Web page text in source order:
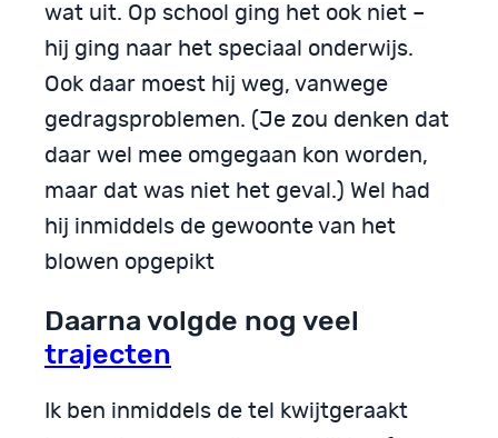
wat uit. Op school ging het ook niet –
hij ging naar het speciaal onderwijs.
Ook daar moest hij weg, vanwege
gedragsproblemen. (Je zou denken dat
daar wel mee omgegaan kon worden,
maar dat was niet het geval.) Wel had
hij inmiddels de gewoonte van het
blowen opgepikt
Daarna volgde nog veel
trajecten
Ik ben inmiddels de tel kwijtgeraakt